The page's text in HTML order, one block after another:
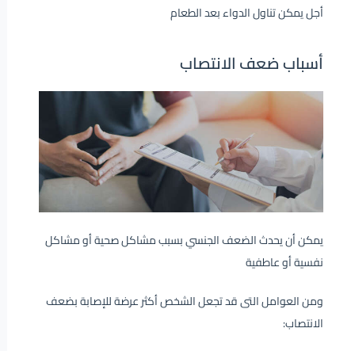
أجل يمكن تناول الدواء بعد الطعام
أسباب ضعف الانتصاب
يمكن أن يحدث الضعف الجنسي بسبب مشاكل صحية أو مشاكل
نفسية أو عاطفية
ومن العوامل التى قد تجعل الشخص أكثر عرضة للإصابة بضعف
الانتصاب: